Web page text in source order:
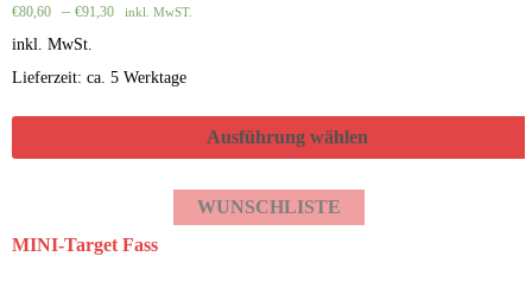
€80,60 –€91,30 inkl. MwST.
inkl. MwSt.
Lieferzeit: ca. 5 Werktage
Ausführung wählen
WUNSCHLISTE
MINI-Target Fass